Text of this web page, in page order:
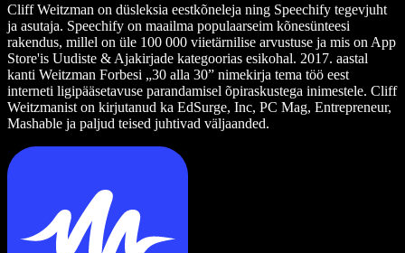
Cliff Weitzman on düsleksia eestkõneleja ning Speechify tegevjuht
ja asutaja. Speechify on maailma populaarseim kõnesünteesi
rakendus, millel on üle 100 000 viietärnilise arvustuse ja mis on App
Store'is Uudiste & Ajakirjade kategoorias esikohal. 2017. aastal
kanti Weitzman Forbesi „30 alla 30” nimekirja tema töö eest
interneti ligipääsetavuse parandamisel õpiraskustega inimestele. Cliff
Weitzmanist on kirjutanud ka EdSurge, Inc, PC Mag, Entrepreneur,
Mashable ja paljud teised juhtivad väljaanded.